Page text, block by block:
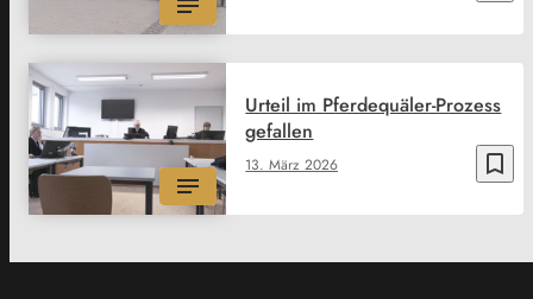
bookmark_border
13. März 2026
Urteil im Pferdequäler-Prozess
gefallen